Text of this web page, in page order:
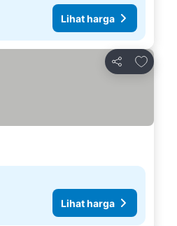
Lihat harga
Bagikan
Lihat harga